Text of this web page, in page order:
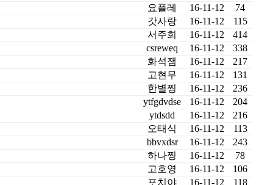
요플레
16-11-12
74
갓사랑
16-11-12
115
서주희
16-11-12
414
csreweq
16-11-12
338
화석잼
16-11-12
217
고현무
16-11-12
131
한별찡
16-11-12
236
ytfgdvdse
16-11-12
204
ytdsdd
16-11-12
216
오태식
16-11-12
113
bbvxdsr
16-11-12
243
하나찡
16-11-12
78
고호영
16-11-12
106
포치야
16-11-12 118